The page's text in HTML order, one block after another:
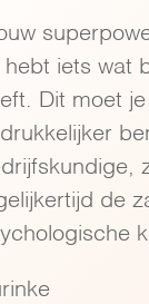
hebt iets wat
Dit moet je
de